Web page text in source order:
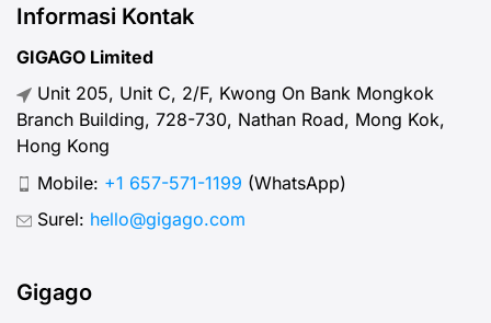
Informasi Kontak
GIGAGO Limited
Unit 205, Unit C, 2/F, Kwong On Bank Mongkok
Branch Building, 728-730, Nathan Road, Mong Kok,
Hong Kong
Mobile: +1 657-571-1199 (WhatsApp)
Surel: hello@gigago.com
Gigago